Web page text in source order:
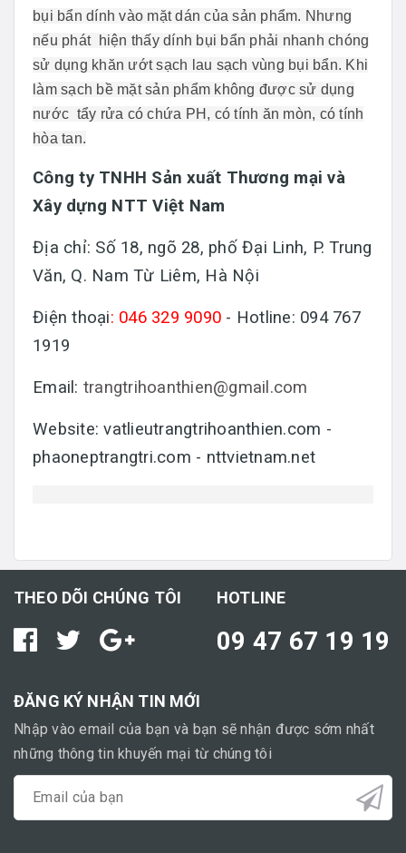
bụi bẩn dính vào mặt dán của sản phẩm. Nhưng
nếu phát hiện thấy dính bụi bẩn phải nhanh chóng
sử dụng khăn ướt sạch lau sạch vùng bụi bẩn. Khi
làm sạch bề mặt sản phẩm không được sử dụng
nước tẩy rửa có chứa PH, có tính ăn mòn, có tính
hòa tan.
Công ty TNHH Sản xuất Thương mại và
Xây dựng NTT Việt Nam
Địa chỉ: Số 18, ngõ 28, phố Đại Linh, P. Trung
Văn, Q. Nam Từ Liêm, Hà Nội
Điện thoại: 046 329 9090 - Hotline: 094 767
1919
Email: trangtrihoanthien@gmail.com
Website: vatlieutrangtrihoanthien.com -
phaoneptrangtri.com - nttvietnam.net
THEO DÕI CHÚNG TÔI HOTLINE
09 47 67 19 19
ĐĂNG KÝ NHẬN TIN MỚI
Nhập vào email của bạn và bạn sẽ nhận được sớm nhất
những thông tin khuyến mại từ chúng tôi